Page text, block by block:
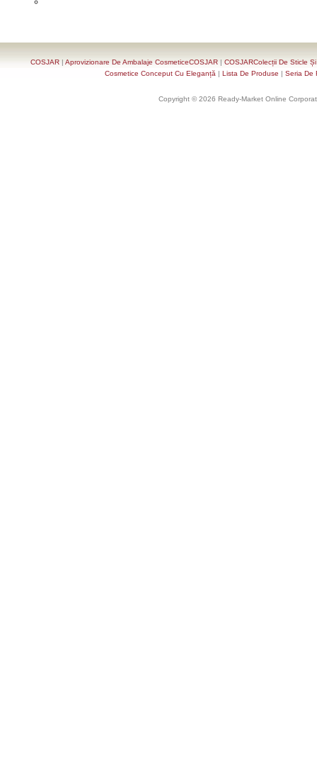
COSJAR | Aprovizionare De Ambalaje CosmeticeCOSJAR | COSJARColecții De Sticle
Cosmetice Conceput Cu Eleganță | Lista De Produse | Seria De
Copyright © 2026 Ready-Market Online